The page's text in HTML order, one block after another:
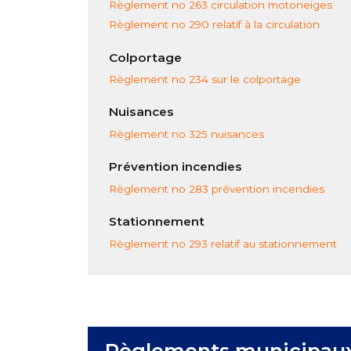
Règlement no 263 circulation motoneiges
Règlement no 290 relatif à la circulation
Colportage
Règlement no 234 sur le colportage
Nuisances
Règlement no 325 nuisances
Prévention incendies
Règlement no 283 prévention incendies
Stationnement
Règlement no 293 relatif au stationnement